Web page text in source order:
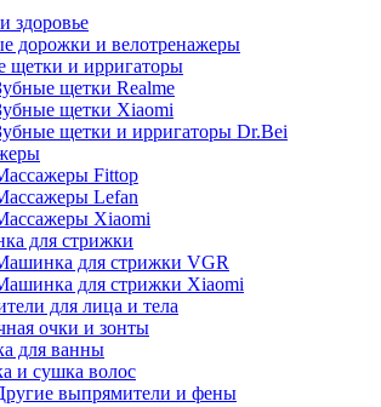
здоровье
дорожки и велотренажеры
щетки и ирригаторы
щетки Realme
щетки Xiaomi
щетки и ирригаторы Dr.Bei
Fittop
Lefan
Xiaomi
для стрижки
для стрижки VGR
для стрижки Xiaomi
для лица и тела
очки и зонты
для ванны
и сушка волос
выпрямители и фены